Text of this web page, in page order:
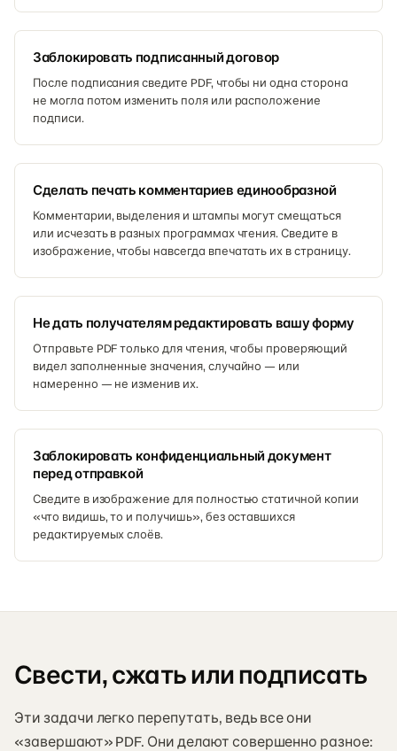
Заблокировать подписанный договор
После подписания сведите PDF, чтобы ни одна сторона
не могла потом изменить поля или расположение
подписи.
Сделать печать комментариев единообразной
Комментарии, выделения и штампы могут смещаться
или исчезать в разных программах чтения. Сведите в
изображение, чтобы навсегда впечатать их в страницу.
Не дать получателям редактировать вашу форму
Отправьте PDF только для чтения, чтобы проверяющий
видел заполненные значения, случайно — или
намеренно — не изменив их.
Заблокировать конфиденциальный документ
перед отправкой
Сведите в изображение для полностью статичной копии
«что видишь, то и получишь», без оставшихся
редактируемых слоёв.
Свести, сжать или подписать
Эти задачи легко перепутать, ведь все они
«завершают» PDF. Они делают совершенно разное: